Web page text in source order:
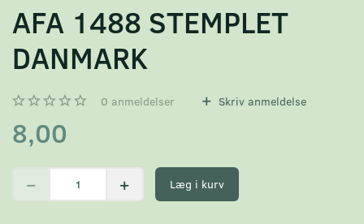
AFA 1488 STEMPLET
DANMARK
0 anmeldelser Skriv anmeldelse
8,00
Læg i kurv